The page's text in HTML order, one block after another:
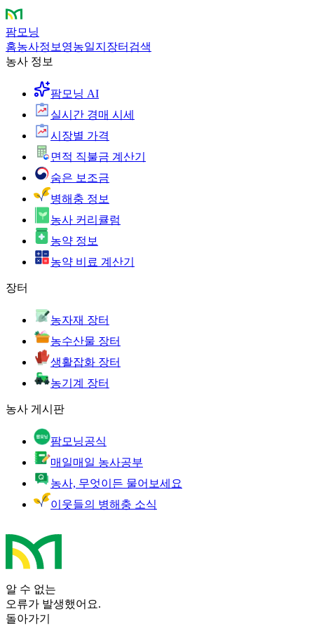
팜모닝
홈농사정보 영농일지 장터 검색
농사 정보
팜모닝 AI
실시간 경매 시세
시장별 가격
면적 직불금 계산기
숨은 보조금
병해충 정보
농사 커리큘럼
농약 정보
농약 비료 계산기
장터
농자재 장터
농수산물 장터
생활잡화 장터
농기계 장터
농사 게시판
팜모닝공식
매일매일 농사공부
농사, 무엇이든 물어보세요
이웃들의 병해충 소식
알 수 없는
오류가 발생했어요.
돌아가기